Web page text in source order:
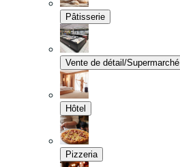
Pâtisserie
Vente de détail/Supermarché
Hôtel
Pizzeria